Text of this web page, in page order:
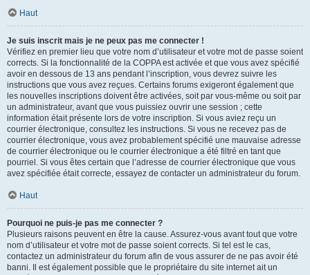
Haut
Je suis inscrit mais je ne peux pas me connecter !
Vérifiez en premier lieu que votre nom d’utilisateur et votre mot de passe soient
corrects. Si la fonctionnalité de la COPPA est activée et que vous avez spécifié
avoir en dessous de 13 ans pendant l’inscription, vous devrez suivre les
instructions que vous avez reçues. Certains forums exigeront également que
les nouvelles inscriptions doivent être activées, soit par vous-même ou soit par
un administrateur, avant que vous puissiez ouvrir une session ; cette
information était présente lors de votre inscription. Si vous aviez reçu un
courrier électronique, consultez les instructions. Si vous ne recevez pas de
courrier électronique, vous avez probablement spécifié une mauvaise adresse
de courrier électronique ou le courrier électronique a été filtré en tant que
pourriel. Si vous êtes certain que l’adresse de courrier électronique que vous
avez spécifiée était correcte, essayez de contacter un administrateur du forum.
Haut
Pourquoi ne puis-je pas me connecter ?
Plusieurs raisons peuvent en être la cause. Assurez-vous avant tout que votre
nom d’utilisateur et votre mot de passe soient corrects. Si tel est le cas,
contactez un administrateur du forum afin de vous assurer de ne pas avoir été
banni. Il est également possible que le propriétaire du site internet ait un